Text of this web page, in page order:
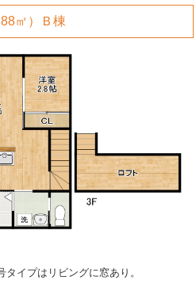
㎡）Ｂ棟
イプはリビングに窓あり。